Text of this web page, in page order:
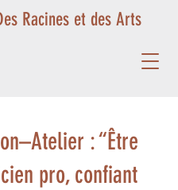
Racines et des Arts
: “Être
pro, confiant